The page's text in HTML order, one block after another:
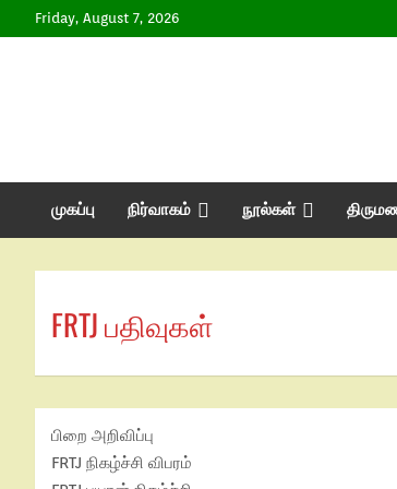
Friday, August 7, 2026
முகப்பு நிர்வாகம் நூல்கள்
FRTJ பதிவுகள்
பிறை அறிவிப்பு
FRTJ நிகழ்ச்சி விபரம்